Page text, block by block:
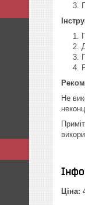
Не
Ціна: